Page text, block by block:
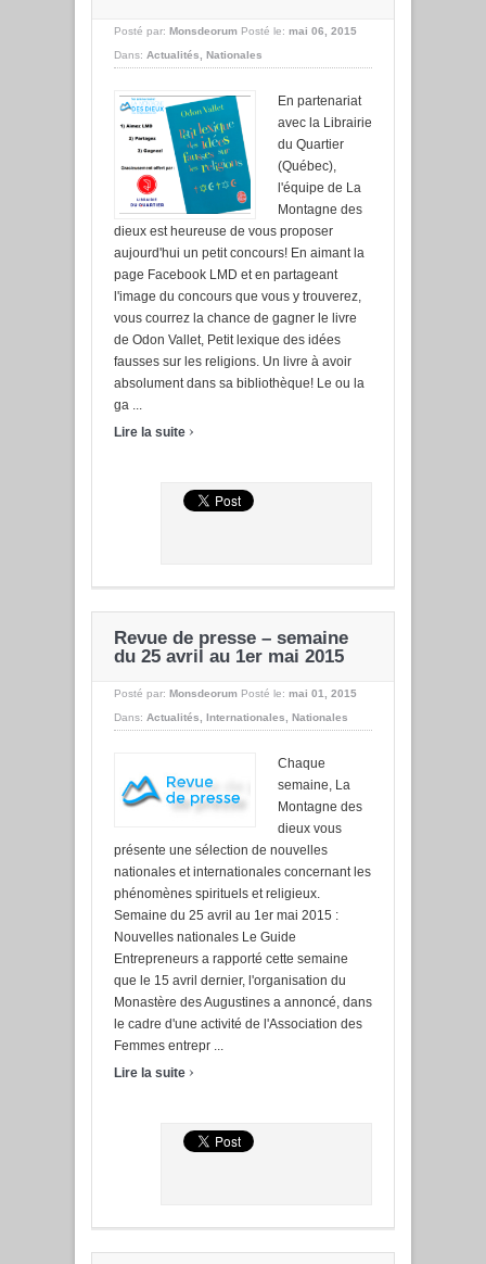
Posté par: Monsdeorum Posté le: mai 06, 2015
Dans: Actualités, Nationales
En partenariat
avec la Librairie
du Quartier
(Québec),
l'équipe de La
Montagne des
dieux est heureuse de vous proposer
aujourd'hui un petit concours! En aimant la
page Facebook LMD et en partageant
l'image du concours que vous y trouverez,
vous courrez la chance de gagner le livre
de Odon Vallet, Petit lexique des idées
fausses sur les religions. Un livre à avoir
absolument dans sa bibliothèque! Le ou la
ga ...
Lire la suite ›
Revue de presse – semaine
du 25 avril au 1er mai 2015
Posté par: Monsdeorum Posté le: mai 01, 2015
Dans: Actualités, Internationales, Nationales
Chaque
semaine, La
Montagne des
dieux vous
présente une sélection de nouvelles
nationales et internationales concernant les
phénomènes spirituels et religieux.
Semaine du 25 avril au 1er mai 2015 :
Nouvelles nationales Le Guide
Entrepreneurs a rapporté cette semaine
que le 15 avril dernier, l'organisation du
Monastère des Augustines a annoncé, dans
le cadre d'une activité de l'Association des
Femmes entrepr ...
Lire la suite ›